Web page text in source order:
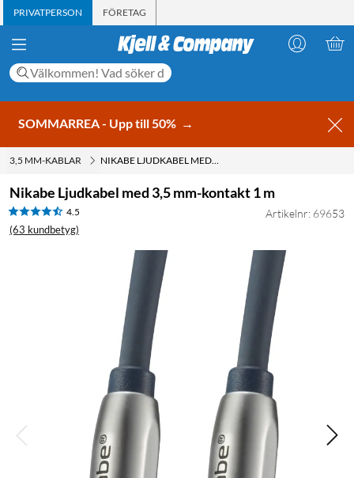
PRIVATPERSON FÖRETAG
SOMMARREA - Upp till 50% →
3,5 MM-KABLAR NIKABE LJUDKABEL MED 3,5 MM-KONTAKT 1 M
Nikabe Ljudkabel med 3,5 mm-kontakt 1 m
4.5
(63 kundbetyg)
Artikelnr: 69653